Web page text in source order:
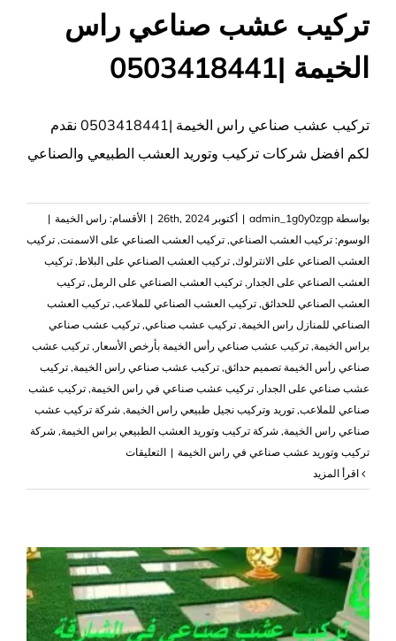
تركيب عشب صناعي راس
الخيمة |0503418441
تركيب عشب صناعي راس الخيمة |0503418441 نقدم
لكم افضل شركات تركيب وتوريد العشب الطبيعي والصناعي
بواسطة admin_1g0y0zgp
| أكتوبر 26th, 2024 | الأقسام: راس الخيمة |
الوسوم: تركيب العشب الصناعي, تركيب العشب الصناعي على الاسمنت, تركيب
العشب الصناعي على الانترلوك, تركيب العشب الصناعي على البلاط , تركيب
العشب الصناعي على الجدار , تركيب العشب الصناعي على الرمل, تركيب
العشب الصناعي للحدائق, تركيب العشب الصناعي للملاعب, تركيب العشب
الصناعي للمنازل راس الخيمة, تركيب عشب صناعي, تركيب عشب صناعي
براس الخيمة, تركيب عشب صناعي رأس الخيمة بأرخص الأسعار , تركيب عشب
صناعي رأس الخيمة تصميم حدائق, تركيب عشب صناعي راس الخيمة, تركيب
عشب صناعي على الجدار , ‏تركيب عشب صناعي في راس الخيمة, تركيب عشب
صناعي للملاعب, توريد وتركيب نجيل طبيعي راس الخيمة, شركة تركيب عشب
صناعي راس الخيمة, شركة تركيب وتوريد العشب الطبيعي براس الخيمة, شركة
تركيب وتوريد عشب صناعي في راس الخيمة | التعليقاتعلى
عشب
الخيمة
|0503418441
مغلقة